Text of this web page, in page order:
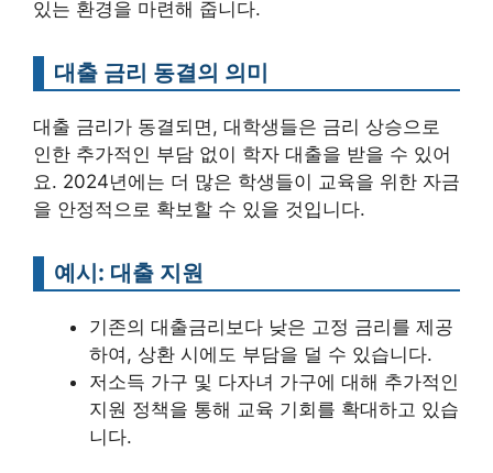
있는 환경을 마련해 줍니다.
대출 금리 동결의 의미
대출 금리가 동결되면, 대학생들은 금리 상승으로
인한 추가적인 부담 없이 학자 대출을 받을 수 있어
요. 2024년에는 더 많은 학생들이 교육을 위한 자금
을 안정적으로 확보할 수 있을 것입니다.
예시: 대출 지원
기존의 대출금리보다 낮은 고정 금리를 제공
하여, 상환 시에도 부담을 덜 수 있습니다.
저소득 가구 및 다자녀 가구에 대해 추가적인
지원 정책을 통해 교육 기회를 확대하고 있습
니다.